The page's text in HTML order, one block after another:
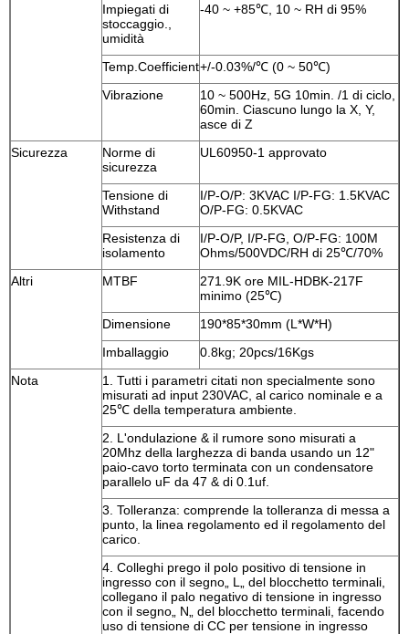
Impiegati di
stoccaggio.,
umidità
-40 ~ +85℃, 10 ~ RH di 95%
Temp.Coefficient+/-0.03%/℃ (0 ~ 50℃)
Vibrazione
10 ~ 500Hz, 5G 10min. /1 di ciclo,
60min. Ciascuno lungo la X, Y,
asce di Z
Sicurezza
Norme di
sicurezza
UL60950-1 approvato
Tensione di
Withstand
I/P-O/P: 3KVAC I/P-FG: 1.5KVAC
O/P-FG: 0.5KVAC
Resistenza di
isolamento
I/P-O/P, I/P-FG, O/P-FG: 100M
Ohms/500VDC/RH di 25℃/70%
Altri
MTBF
271.9K ore MIL-HDBK-217F
minimo (25℃)
Dimensione
190*85*30mm (L*W*H)
Imballaggio
0.8kg; 20pcs/16Kgs
Nota
1. Tutti i parametri citati non specialmente sono
misurati ad input 230VAC, al carico nominale e a
25℃ della temperatura ambiente.
2. L'ondulazione & il rumore sono misurati a
20Mhz della larghezza di banda usando un 12"
paio-cavo torto terminata con un condensatore
parallelo uF da 47 & di 0.1uf.
3. Tolleranza: comprende la tolleranza di messa a
punto, la linea regolamento ed il regolamento del
carico.
4. Colleghi prego il polo positivo di tensione in
ingresso con il segno„ L„ del blocchetto terminali,
collegano il palo negativo di tensione in ingresso
con il segno„ N„ del blocchetto terminali, facendo
uso di tensione di CC per tensione in ingresso